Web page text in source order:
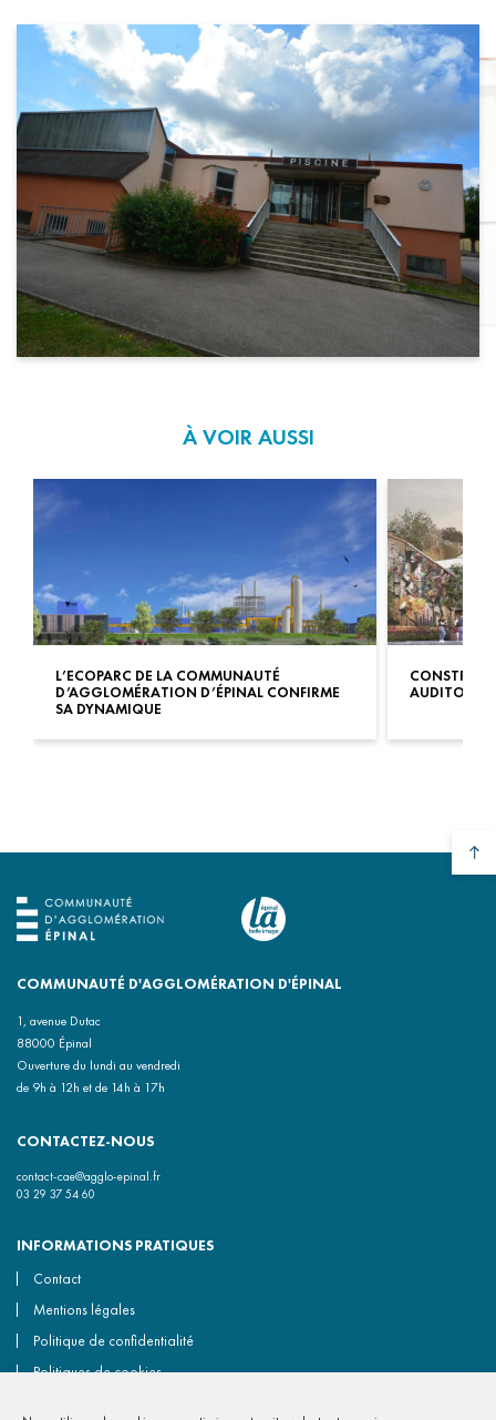
À VOIR AUSSI
L’ECOPARC DE LA COMMUNAUTÉ
D’AGGLOMÉRATION D’ÉPINAL CONFIRME
SA DYNAMIQUE
COMMUNAUTÉ D'AGGLOMÉRATION D'ÉPINAL
1, avenue Dutac
88000 Épinal
Ouverture du lundi au vendredi
de 9h à 12h et de 14h à 17h
CONTACTEZ-NOUS
contact-cae@agglo-epinal.fr
03 29 37 54 60
INFORMATIONS PRATIQUES
Contact
Mentions légales
Politique de confidentialité
Politiques de cookies